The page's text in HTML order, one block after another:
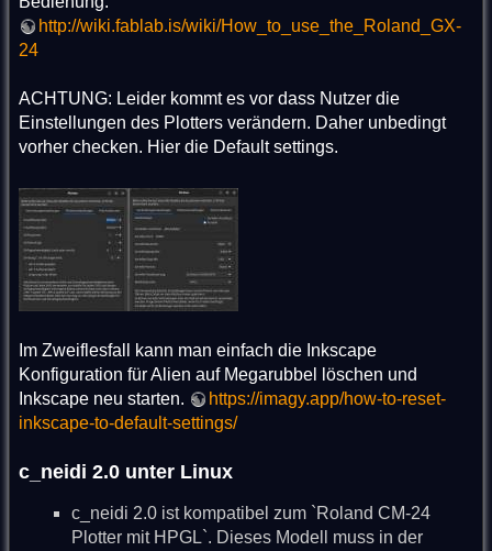
http://wiki.fablab.is/wiki/How_to_use_the_Roland_GX-
24
ACHTUNG: Leider kommt es vor dass Nutzer die
Einstellungen des Plotters verändern. Daher unbedingt
vorher checken. Hier die Default settings.
Im Zweiflesfall kann man einfach die Inkscape
Konfiguration für Alien auf Megarubbel löschen und
Inkscape neu starten.
https://imagy.app/how-to-reset-
inkscape-to-default-settings/
c_neidi 2.0 unter Linux
c_neidi 2.0 ist kompatibel zum `Roland CM-24
Plotter mit HPGL`. Dieses Modell muss in der